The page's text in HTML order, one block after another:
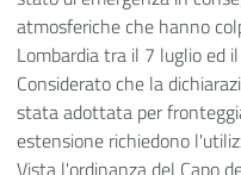
atmosferiche che hanno
Lombardia tra il 7 luglio ed
Considerato che la
stata adottata per
estensione richiedono
Vista l'ordinanza del Capo